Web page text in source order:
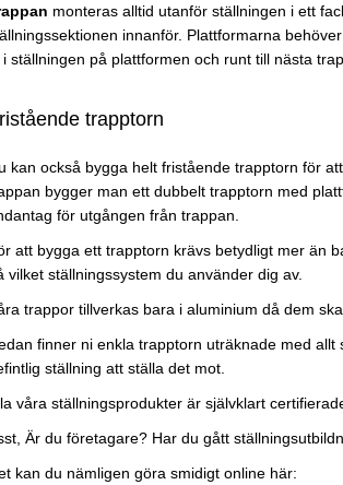
monteras alltid utanför ställningen i ett
innanför. Plattformarna
i ställningen på plattformen och runt till nästa
trapptorn
kan också bygga helt fristående trapptorn för
bygger man ett dubbelt trapptorn med
för utgången från trappan.
att bygga ett trapptorn krävs betydligt mer än
vilket ställningssystem du använder dig av.
trappor tillverkas bara i aluminium då dem
finner ni enkla trapptorn uträknade med
ställning att ställa det mot.
våra ställningsprodukter är självklart
Är du företagare? Har du gått
kan du nämligen göra smidigt online här: